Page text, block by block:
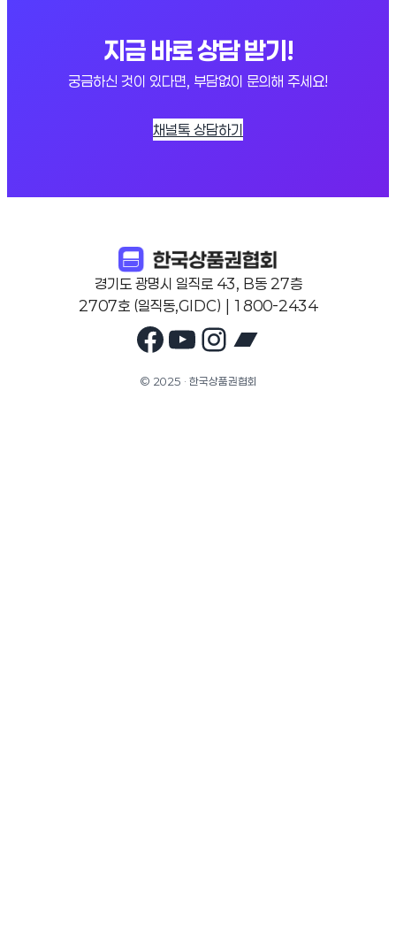
지금 바로 상담 받기!
궁금하신 것이 있다면, 부담없이 문의해 주세요!
채널톡 상담하기
경기도 광명시 일직로 43, B동 27층
2707호 (일직동,GIDC) | 1800-2434
Facebook
YouTube
Instagram
© 2025 · 한국상품권협회